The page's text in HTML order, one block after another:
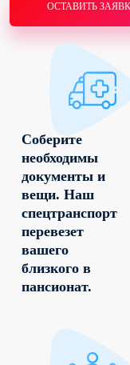
ОСТАВИТЬ
Соберите
необходимы
документы и
вещи. Наш
спецтранспорт
перевезет
вашего
близкого в
пансионат.